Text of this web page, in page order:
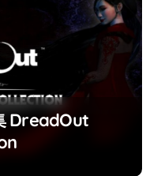
DreadOut